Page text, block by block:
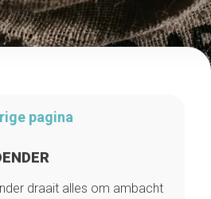
pagina
draait alles om ambacht